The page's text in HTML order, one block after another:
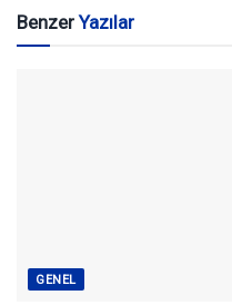
BenzerYazılar
GENEL